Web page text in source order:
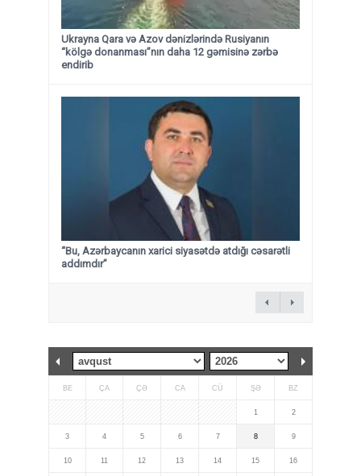
Ukrayna Qara və Azov dənizlərində Rusiyanın
“kölgə donanması”nın daha 12 gəmisinə zərbə
endirib
“Bu, Azərbaycanın xarici siyasətdə atdığı cəsarətli
addımdır”
BE ÇA ÇƏ CA CÜ ŞƏ BZ
1 2
3 4 5 6 7 8 9
10 11 12 13 14 15 16